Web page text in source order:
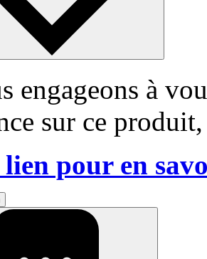
engageons à
sur ce
lien pour en